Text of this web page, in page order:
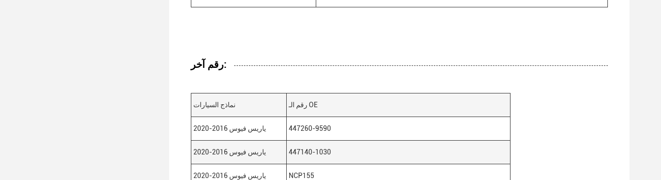
رقم آخر:
نماذج السيارات رقم الـ OE
ياريس فيوس 2016-2020 447260-9590
ياريس فيوس 2016-2020 447140-1030
ياريس فيوس 2016-2020 NCP155